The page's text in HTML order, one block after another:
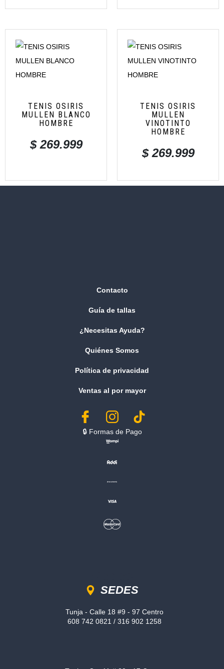
TENIS OSIRIS
MULLEN BLANCO
HOMBRE
$269.999
TENIS OSIRIS
MULLEN
VINOTINTO
HOMBRE
$269.999
Contacto
Guía de tallas
¿Necesitas Ayuda?
Quiénes Somos
Política de privacidad
Ventas al por mayor
🔒︎ Formas de Pago
SEDES
Tunja - Calle 18 #9 - 97 Centro
608 742 0821 / 316 902 1258